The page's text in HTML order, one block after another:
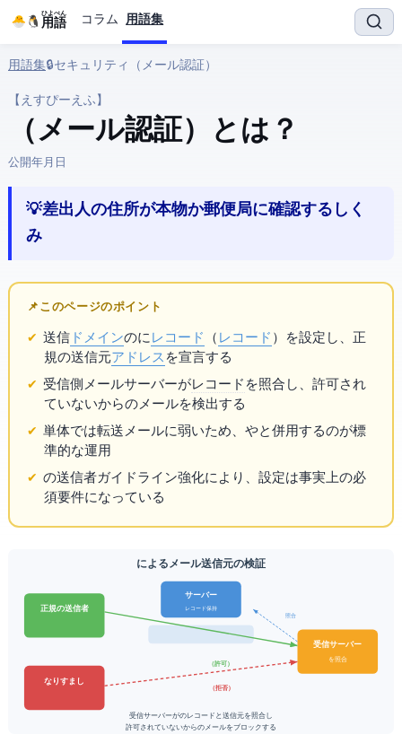
IT用語
ひよぺん コラム 用語集
用語集› 🔒 セキュリティ › SPF（メール認証）
【えすぴーえふ】
SPF（メール認証） とは？
公開:2026年3月25日
💡 差出人の住所が本物か郵便局に確認するしく
み
📌 このページのポイント
送信 ドメインのにSPFレコード （ TXTレコード ）を設定し、正
規の送信元IPアドレス を宣言する
受信側メールサーバーがSPFレコード を照合し、許可され
ていないIPからのメールを検出する
SPF単体では転送メールに弱いため、やと併用するのが標
準的な運用
Gmailの送信者ガイドライン強化により、SPF設定は事実上の必
須要件になっている
SPFによるメール送信元の検証
正規の送信者
なりすまし
DNSサーバー
SPFレコード保持
受信サーバー
SPFを照合
PASS（許可）
FAIL（拒否）
DNS照合
受信サーバーがDNSのSPFレコードと送信元IPを照合し
許可されていないIPからのメールをブロックする